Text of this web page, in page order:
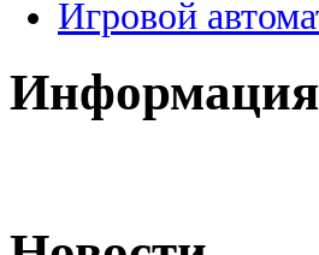
Игровой
Информация